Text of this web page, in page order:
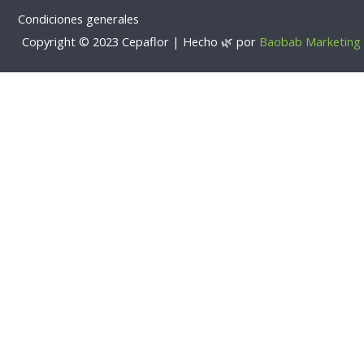
Condiciones generales
Copyright © 2023 Cepaflor | Hecho 🌿 por Baobab Marketing